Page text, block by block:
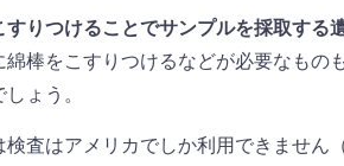
りつけることでサンプルを採取する
棒をこすりつけるなどが必要なもの
しょう。
査はアメリカでしか利用できません